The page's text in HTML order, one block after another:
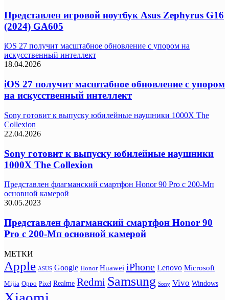
Представлен игровой ноутбук Asus Zephyrus G16
(2024) GA605
iOS 27 получит масштабное обновление с упором на
искусственный интеллект
18.04.2026
iOS 27 получит масштабное обновление с упором
на искусственный интеллект
Sony готовит к выпуску юбилейные наушники 1000X The
Collexion
22.04.2026
Sony готовит к выпуску юбилейные наушники
1000X The Collexion
Представлен флагманский смартфон Honor 90 Pro с 200-Мп
основной камерой
30.05.2023
Представлен флагманский смартфон Honor 90
Pro с 200-Мп основной камерой
МЕТКИ
Apple ASUS Google Honor Huawei iPhone Lenovo Microsoft
Mijia Oppo Pixel Realme Redmi Samsung Sony Vivo Windows